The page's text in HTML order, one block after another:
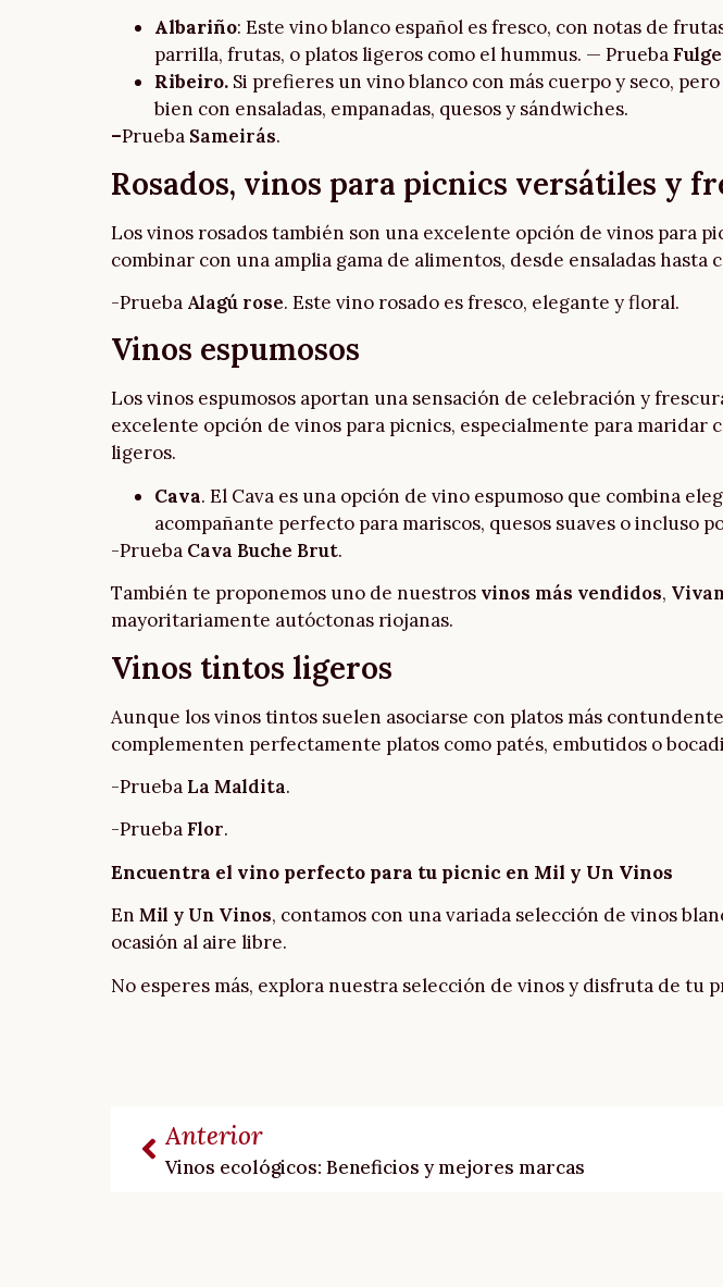
Albariño: Este vino blanco español es fresco, con notas de
parrilla, frutas, o platos ligeros como el hummus. — Prueba
Ribeiro. Si prefieres un vino blanco con más cuerpo y seco,
bien con ensaladas, empanadas, quesos y sándwiches.
–Prueba Sameirás.
Rosados, vinos para picnics versátiles y
Los vinos rosados también son una excelente opción de vinos para
combinar con una amplia gama de alimentos, desde ensaladas hasta
-Prueba Alagú rose. Este vino rosado es fresco, elegante y floral.
Vinos espumosos
Los vinos espumosos aportan una sensación de celebración y
excelente opción de vinos para picnics, especialmente para maridar
ligeros.
Cava. El Cava es una opción de vino espumoso que combina
acompañante perfecto para mariscos, quesos suaves o incluso
-Prueba Cava Buche Brut.
También te proponemos uno de nuestros vinos más vendidos,
mayoritariamente autóctonas riojanas.
Vinos tintos ligeros
Aunque los vinos tintos suelen asociarse con platos más
complementen perfectamente platos como patés, embutidos o
-Prueba La Maldita.
-PruebaFlor.
Encuentra el vino perfecto para tu picnic en Mil y Un Vinos
En Mil y Un Vinos, contamos con una variada selección de vinos
ocasión al aire libre.
No esperes más, explora nuestra selección de vinos y disfruta de tu
Anterior
Vinos ecológicos: Beneficios y mejores marcas